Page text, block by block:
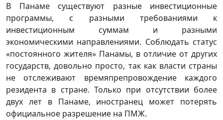
В Панаме существуют разные инвестиционные
программы, с разными требованиями к
инвестиционным суммам и разными
экономическими направлениями. Соблюдать статус
«постоянного жителя» Панамы, в отличие от других
государств, довольно просто, так как власти страны
не отслеживают времяпрепровождение каждого
резидента в стране. Только при отсутствии более
двух лет в Панаме, иностранец может потерять
официальное разрешение на ПМЖ.